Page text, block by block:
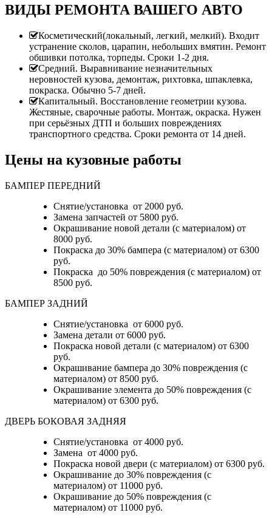
ВИДЫ РЕМОНТА ВАШЕГО АВТО
Косметический(локальный, легкий, мелкий). Входит
устранение сколов, царапин, небольших вмятин. Ремонт
обшивки потолка, торпеды. Сроки 1-2 дня.
Средний. Выравнивание незначительных
неровностей кузова, демонтаж, рихтовка, шпаклевка,
покраска. Обычно 5-7 дней.
Капитальный. Восстановление геометрии кузова.
Жестяные, сварочные работы. Монтаж, окраска. Нужен
при серьёзных ДТП и больших повреждениях
транспортного средства. Сроки ремонта от 14 дней.
Цены на кузовные работы
БАМПЕР ПЕРЕДНИЙ
Снятие/установка от 2000 руб.
Замена запчастей от 5800 руб.
Окрашивание новой детали (с материалом) от
8000 руб.
Покраска до 30% бампера (с материалом) от 6300
руб.
Покраска до 50% повреждения (с материалом) от
8500 руб.
БАМПЕР ЗАДНИЙ
Снятие/установка от 6000 руб.
Замена детали от 6000 руб.
Покраска новой детали (с материалом) от 6300
руб.
Окрашивание бампера до 30% повреждения (с
материалом) от 8500 руб.
Окрашивание элемента до 50% повреждения (с
материалом) от 6300 руб.
ДВЕРЬ БОКОВАЯ ЗАДНЯЯ
Снятие/установка от 4000 руб.
Замена от 4000 руб.
Покраска новой двери (с материалом) от 6300 руб.
Окрашивание до 30% повреждения (с
материалом) от 11000 руб.
Окрашивание до 50% повреждения (с
материалом) от 11000 руб.